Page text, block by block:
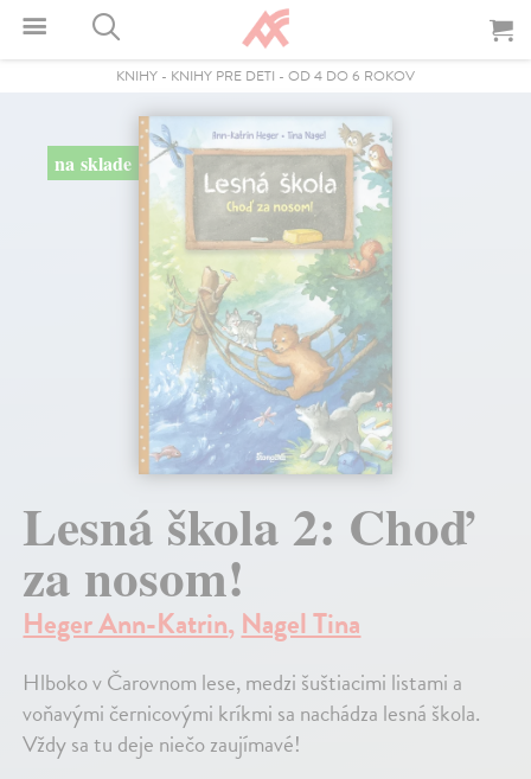
KNIHY - KNIHY PRE DETI - OD 4 DO 6 ROKOV
na sklade
Lesná škola 2: Choď
za nosom!
Heger Ann-Katrin,Nagel Tina
Hlboko v Čarovnom lese, medzi šuštiacimi listami a
voňavými černicovými kríkmi sa nachádza lesná škola.
Vždy sa tu deje niečo zaujímavé!